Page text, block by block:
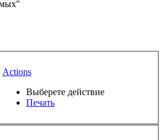
Actions
Выберете действие
Печать